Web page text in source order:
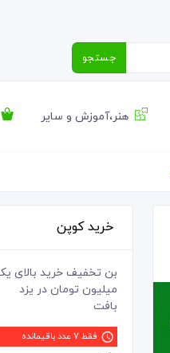
جستجو
هنر،آموزش و سایر
خرید کوپن
بن تخفیف خرید بالای
میلیون تومان در یزد
بافت
فقط 7 عدد باقیمانده